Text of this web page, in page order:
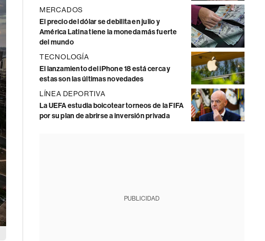
MERCADOS
El precio del dólar se debilita en julio y
América Latina tiene la moneda más fuerte
del mundo
TECNOLOGÍA
El lanzamiento del iPhone 18 está cerca y
estas son las últimas novedades
LÍNEA DEPORTIVA
La UEFA estudia boicotear torneos de la FIFA
por su plan de abrirse a inversión privada
PUBLICIDAD